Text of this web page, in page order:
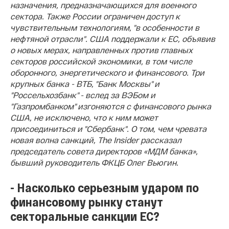
назначения, предназначающихся для военного
сектора. Также России ограничен доступ к
чувствительным технологиям, "в особенности в
нефтяной отрасли". США поддержали к ЕС, объявив
о новых мерах, направленных против главных
секторов российской экономики, в том числе
оборонного, энергетического и финансового. Три
крупных банка - ВТБ, "Банк Москвы" и
"Россельхозбанк" - вслед за ВЭБом и
"Газпромбанком" изгоняются с финансового рынка
США, не исключено, что к ним может
присоединиться и "Сбербанк". О том, чем чревата
новая волна санкций, The Insider рассказал
председатель совета директоров «МДМ банка»,
бывший руководитель ФКЦБ Олег Вьюгин.
- Насколько серьезным ударом по
финансовому рынку станут
секторальные санкции ЕС?